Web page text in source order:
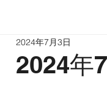
2024年
2024年7月3日